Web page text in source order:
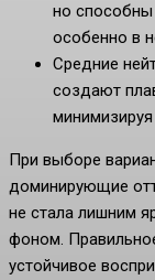
но способны
особенно в
Средние
создают
При выборе
доминирующие
не стала лишним
фоном.
устойчивое